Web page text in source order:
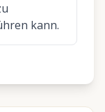
kann.